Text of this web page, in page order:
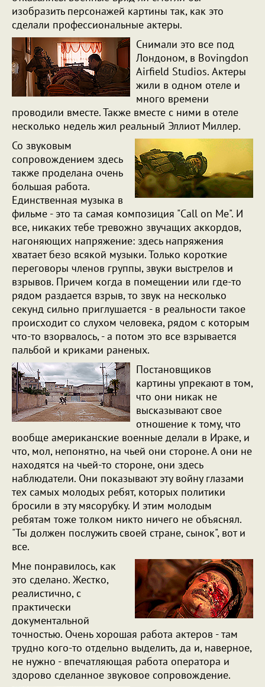
изобразить персонажей картины так, как это
сделали профессиональные актеры.
Снимали это все под
Лондоном, в Bovingdon
Airfield Studios. Актеры
жили в одном отеле и
много времени
проводили вместе. Также вместе с ними в отеле
несколько недель жил реальный Эллиот Миллер.
Со звуковым
сопровождением здесь
также проделана очень
большая работа.
Единственная музыка в
фильме - это та самая композиция "Call on Me". И
все, никаких тебе тревожно звучащих аккордов,
нагоняющих напряжение: здесь напряжения
хватает безо всякой музыки. Только короткие
переговоры членов группы, звуки выстрелов и
взрывов. Причем когда в помещении или где-то
рядом раздается взрыв, то звук на несколько
секунд сильно приглушается - в реальности такое
происходит со слухом человека, рядом с которым
что-то взорвалось, - а потом это все взрывается
пальбой и криками раненых.
Постановщиков
картины упрекают в том,
что они никак не
высказывают свое
отношение к тому, что
вообще американские военные делали в Ираке, и
что, мол, непонятно, на чьей они стороне. А они не
находятся на чьей-то стороне, они здесь
наблюдатели. Они показывают эту войну глазами
тех самых молодых ребят, которых политики
бросили в эту мясорубку. И этим молодым
ребятам тоже толком никто ничего не объяснял.
"Ты должен послужить своей стране, сынок", вот и
все.
Мне понравилось, как
это сделано. Жестко,
реалистично, с
практически
документальной
точностью. Очень хорошая работа актеров - там
трудно кого-то отдельно выделить, да и, наверное,
не нужно - впечатляющая работа оператора и
здорово сделанное звуковое сопровождение.